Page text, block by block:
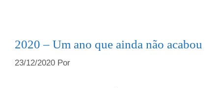
2020 – Um ano que ainda não acabou
23/12/2020 Por